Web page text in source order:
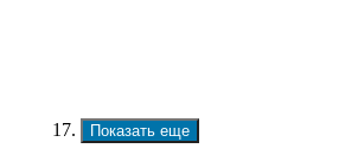
Показать еще